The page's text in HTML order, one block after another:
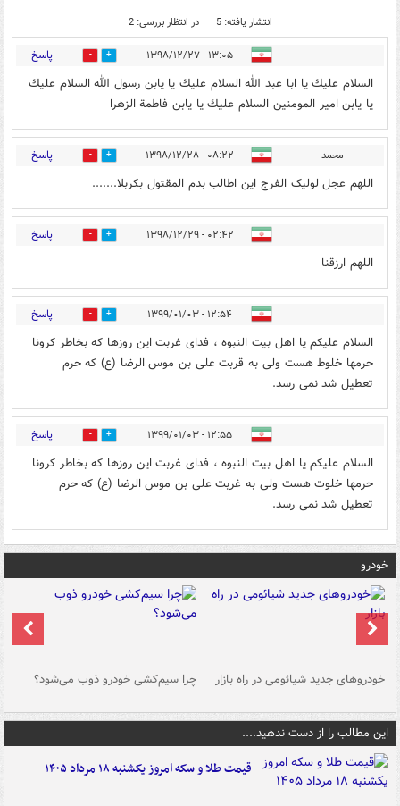
انتشار یافته: 5 در انتظار بررسی: 2
۱۳:۰۵ - ۱۳۹۸/۱۲/۲۷ 7 پاسخ
السلام عليك يا ابا عبد الله السلام عليك يا يابن رسول الله السلام عليك
يا يابن امير المومنين السلام عليك يا يابن فاطمة الزهرا
محمد ۰۸:۲۲ - ۱۳۹۸/۱۲/۲۸ 4 پاسخ
اللهم عجل لولیک الفرج این اطالب بدم المقتول بکربلا.......
۰۲:۴۲ - ۱۳۹۸/۱۲/۲۹ 3 پاسخ
اللهم ارزقنا
۱۲:۵۴ - ۱۳۹۹/۰۱/۰۳ 0 پاسخ
السلام علیکم یا اهل بیت النبوه ، فدای غربت این روزها که بخاطر کرونا
حرمها خلوط هست ولی به قربت علی بن موس الرضا (ع) که حرم
تعطیل شد نمی رسد.
۱۲:۵۵ - ۱۳۹۹/۰۱/۰۳ 0 پاسخ
السلام علیکم یا اهل بیت النبوه ، فدای غربت این روزها که بخاطر کرونا
حرمها خلوت هست ولی به غربت علی بن موس الرضا (ع) که حرم
تعطیل شد نمی رسد.
خودرو
خودروهای جدید شیائومی در راه بازار چرا سیم‌کشی خودرو ذوب می‌شود؟
این مطالب را از دست ندهید....
قیمت طلا و سکه امروز یکشنبه ۱۸ مرداد ۱۴۰۵